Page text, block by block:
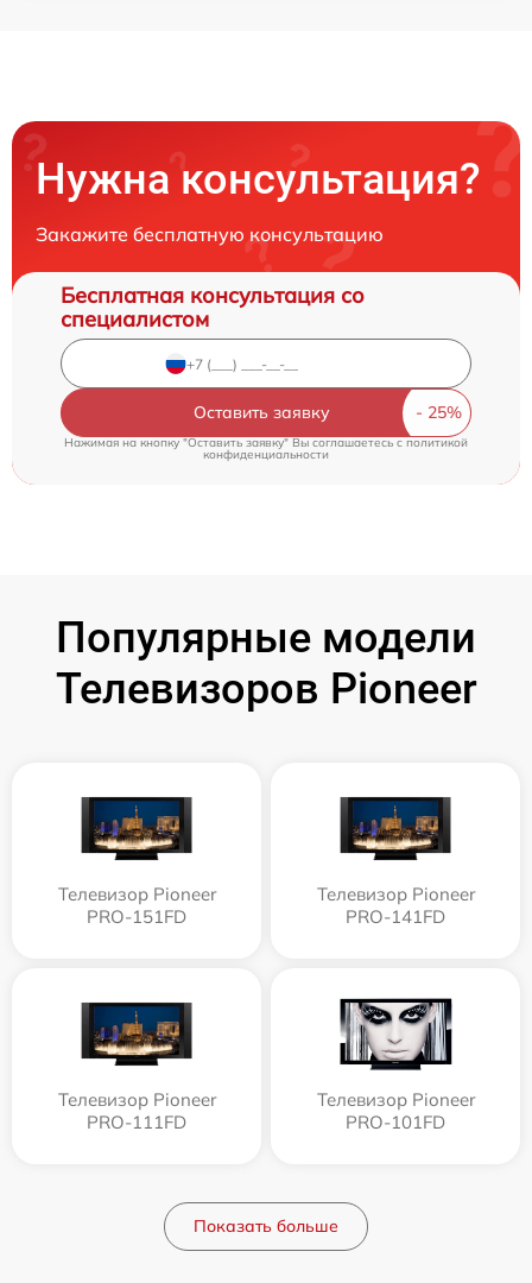
Нужна консультация?
Закажите бесплатную консультацию
Бесплатная консультация со
специалистом
Оставить заявку
Нажимая на кнопку "Оставить заявку" Вы соглашаетесь c политикой
конфиденциальности
Популярные модели
Телевизоров Pioneer
Телевизор Pioneer
PRO-151FD
Телевизор Pioneer
PRO-141FD
Телевизор Pioneer
PRO-111FD
Телевизор Pioneer
PRO-101FD
Показать больше